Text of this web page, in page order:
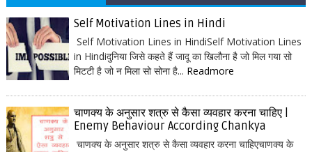
Self Motivation Lines in Hindi
Self Motivation Lines in HindiSelf Motivation Lines
in Hindiदुनिया जिसे कहते हैं जादू का खिलौना है जो मिल गया सो
मिटटी है जो न मिला सो सोना है... Readmore
चाणक्य के अनुसार शत्रु से कैसा व्यवहार करना चाहिए |
Enemy Behaviour According Chankya
चाणक्य के अनुसार शत्रु से कैसा व्यवहार करना चाहिएचाणक्य के